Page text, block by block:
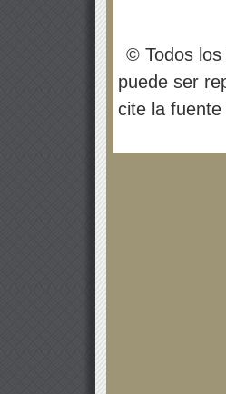
© Todos los
puede ser
cite la